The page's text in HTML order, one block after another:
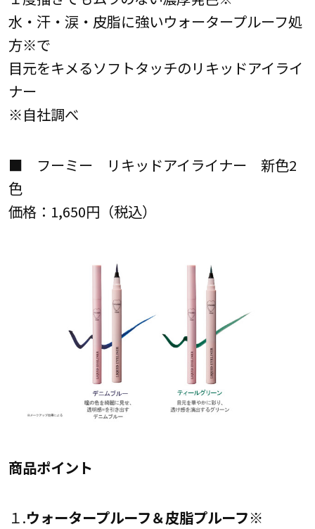
水・汗・涙・皮脂に強いウォータープルーフ処
方※で
目元をキメるソフトタッチのリキッドアイライ
ナー
※自社調べ
■ フーミー リキッドアイライナー 新色2
色
価格：1,650円（税込）
商品ポイント
１.ウォータープルーフ＆皮脂プルーフ※